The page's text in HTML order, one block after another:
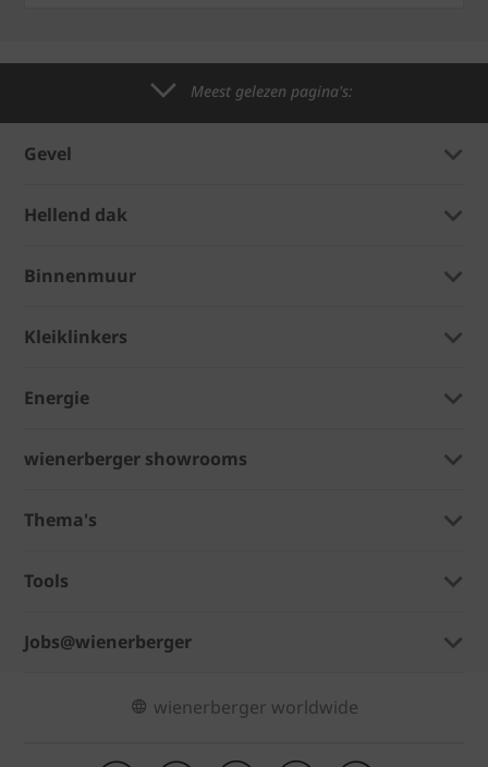
Meest gelezen pagina's:
Gevel
Hellend dak
Binnenmuur
Kleiklinkers
Energie
wienerberger showrooms
Thema's
Tools
Jobs@wienerberger
wienerberger worldwide